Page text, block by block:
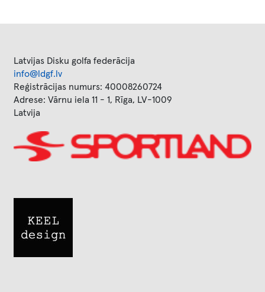
Latvijas Disku golfa federācija
info@ldgf.lv
Reģistrācijas numurs: 40008260724
Adrese: Vārnu iela 11 - 1, Rīga, LV-1009
Latvija
Image